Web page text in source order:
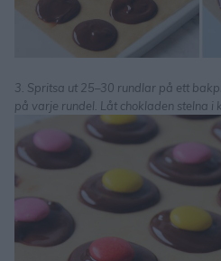
3. Spritsa ut 25–30 rundlar på ett
på varje rundel. Låt chokladen stelna i